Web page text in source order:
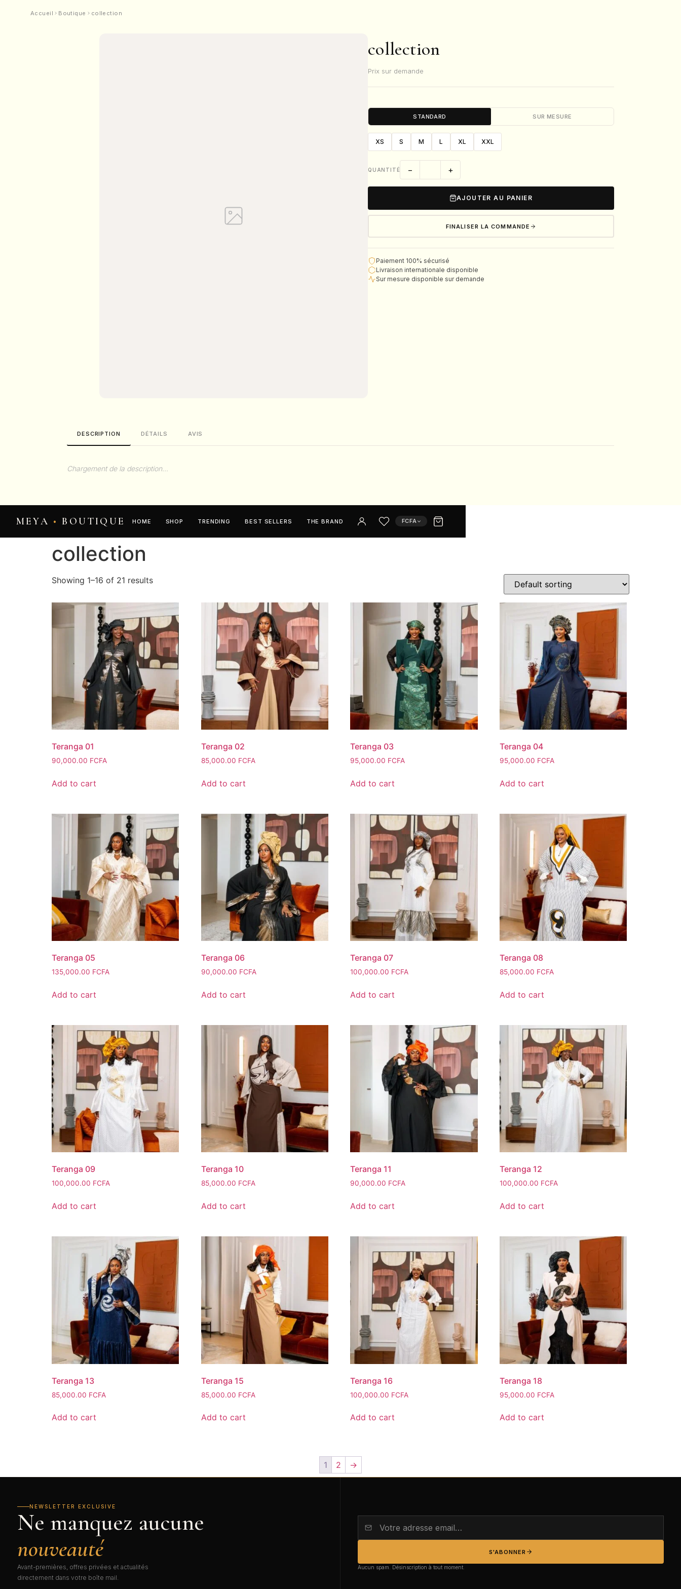
Accueil Boutique collection
collection
Prix sur demande
STANDARD SUR MESURE
XS S M L XL XXL
QUANTITÉ − +
AJOUTER AU PANIER
FINALISER LA COMMANDE
Paiement 100% sécurisé
Livraison internationale disponible
Sur mesure disponible sur demande
DESCRIPTION DÉTAILS AVIS
Chargement de la description…
MEYA • BOUTIQUE HOME SHOP TRENDING BEST SELLERS THE BRAND FCFA
Home/ Products tagged “collection”
collection
Showing 1–16 of 21 results
Teranga 01
90,000.00 FCFA
Add to cart
Teranga 02
85,000.00 FCFA
Add to cart
Teranga 03
95,000.00 FCFA
Add to cart
Teranga 04
95,000.00 FCFA
Add to cart
Teranga 05
135,000.00 FCFA
Add to cart
Teranga 06
90,000.00 FCFA
Add to cart
Teranga 07
100,000.00 FCFA
Add to cart
Teranga 08
85,000.00 FCFA
Add to cart
Teranga 09
100,000.00 FCFA
Add to cart
Teranga 10
85,000.00 FCFA
Add to cart
Teranga 11
90,000.00 FCFA
Add to cart
Teranga 12
100,000.00 FCFA
Add to cart
Teranga 13
85,000.00 FCFA
Add to cart
Teranga 15
85,000.00 FCFA
Add to cart
Teranga 16
100,000.00 FCFA
Add to cart
Teranga 18
95,000.00 FCFA
Add to cart
1 2 →
NEWSLETTER EXCLUSIVE
Ne manquez aucune
nouveauté
Avant-premières, offres privées et actualités
directement dans votre boîte mail.
S'ABONNER
Aucun spam. Désinscription à tout moment.